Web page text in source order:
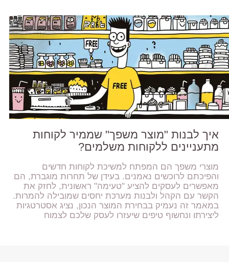
איך לבנות "מוצר משפך" שממיר לקוחות
מתעניינים ללקוחות משלמים?
מוצרי משפך הם המפתח למשיכת לקוחות חדשים
והפיכתם לרוכשים נאמנים. בעידן של תחרות מוגברת, הם
מאפשרים לעסקים להציע "טעימה" ראשונית, לחזק את
הקשר עם הקהל ולבנות מערכת יחסים שמובילה להמרות.
במאמר זה נעמיק בבחירת המוצר הנכון, נציג אסטרטגיות
ליצירתו ונחשוף טיפים שיעזרו לעסק שלכם לצמוח